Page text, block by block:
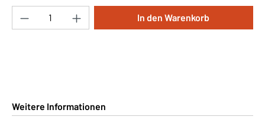
Produkt Anzahl: Gib den gewünschten
In den Warenkorb
Weitere Informationen